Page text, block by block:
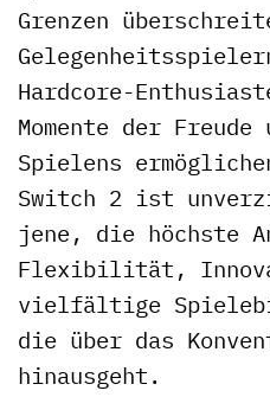
Grenzen
Hardcore-
Momente der Freude
Spielens
Switch 2 ist
jene, die höchste
Flexibilität,
vielfältige
die über das
hinausgeht.